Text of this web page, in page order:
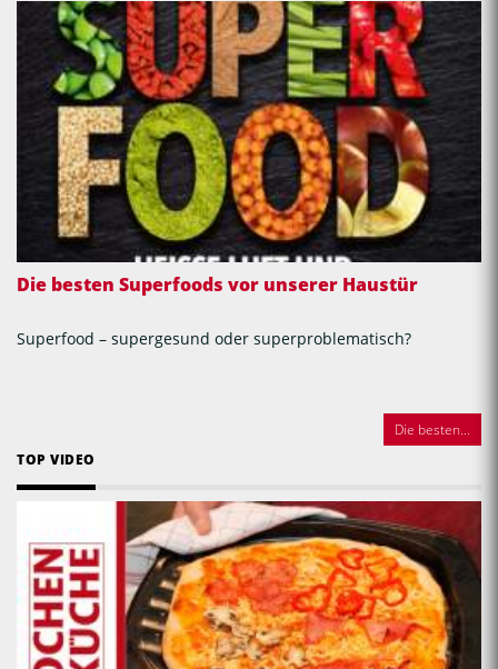
Die besten Superfoods vor unserer Haustür
Superfood – supergesund oder superproblematisch?
Die besten...
TOP VIDEO